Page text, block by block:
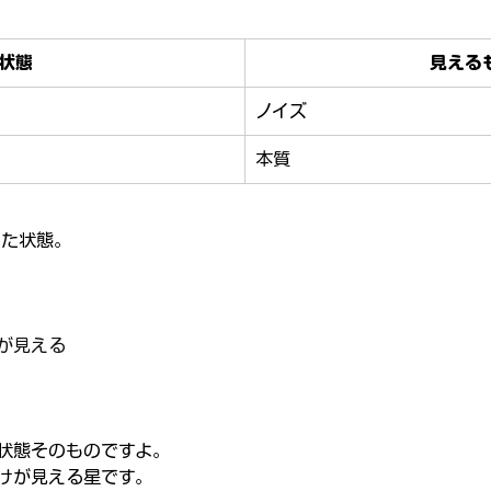
態 見える
ノイズ
本質
状態。
見える
態そのものですよ。
が見える星です。